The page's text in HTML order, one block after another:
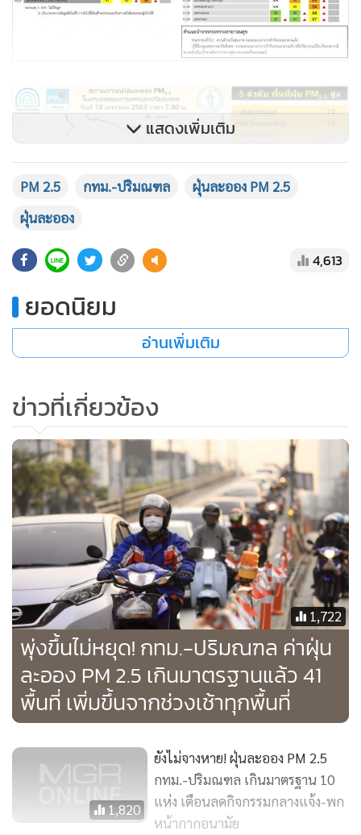
แสดงเพิ่มเติม
PM 2.5 กทม.-ปริมณฑล
ฝุ่นละออง PM 2.5
ฝุ่นละออง
4,613
ยอดนิยม
อ่านเพิ่มเติม
ข่าวที่เกี่ยวข้อง
1,722
พุ่งขึ้นไม่หยุด! กทม.-ปริมณฑล ค่าฝุ่น
ละออง PM 2.5 เกินมาตรฐานแล้ว 41
พื้นที่ เพิ่มขึ้นจากช่วงเช้าทุกพื้นที่
1,820
ยังไม่จางหาย! ฝุ่นละออง PM 2.5
กทม.-ปริมณฑล เกินมาตรฐาน 10
แห่ง เตือนลดกิจกรรมกลางแจ้ง-พก
หน้ากากอนามัย